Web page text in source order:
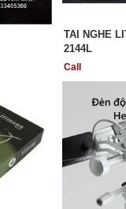
TAI NGHE
2144L
Call